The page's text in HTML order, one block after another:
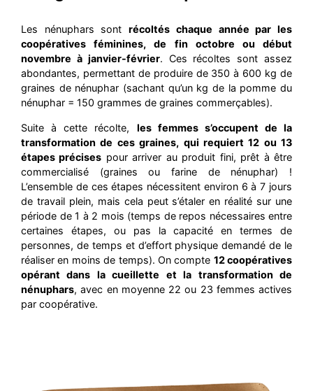
Les nénuphars sontrécoltés chaque année par les
coopératives féminines, de fin octobre ou début
novembre à janvier-février. Ces récoltes sont assez
abondantes, permettant de produire de 350 à 600 kg de
graines de nénuphar (sachant qu’un kg de la pomme du
nénuphar = 150 grammes de graines commerçables).
Suite à cette récolte, les femmes s’occupent de la
transformation de ces graines, qui requiert 12 ou 13
étapes précises pour arriver au produit fini, prêt à être
commercialisé (graines ou farine de nénuphar) !
L’ensemble de ces étapes nécessitent environ 6 à 7 jours
de travail plein, mais cela peut s’étaler en réalité sur une
période de 1 à 2 mois (temps de repos nécessaires entre
certaines étapes, ou pas la capacité en termes de
personnes, de temps et d’effort physique demandé de le
réaliser en moins de temps). On compte 12 coopératives
opérant dans la cueillette et la transformation de
nénuphars, avec en moyenne 22 ou 23 femmes actives
par coopérative.